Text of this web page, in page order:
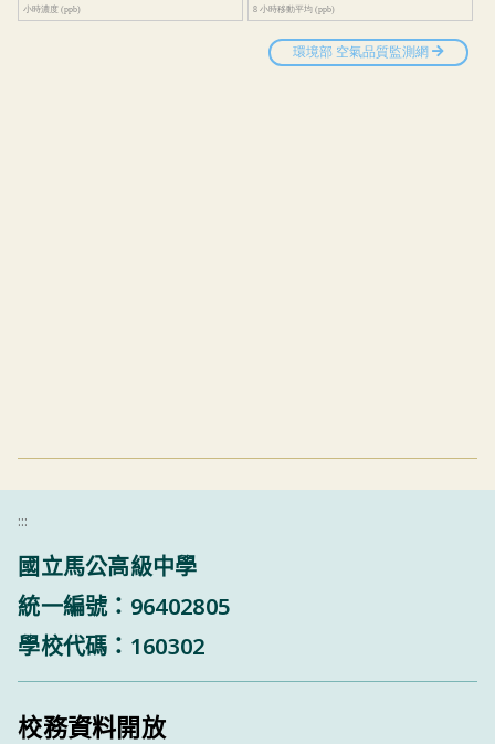
:::
國立馬公高級中學
統一編號：96402805
學校代碼：160302
校務資料開放